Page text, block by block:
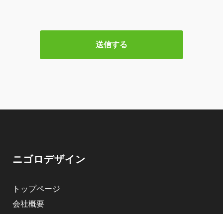
ニゴロデザイン
トップページ
会社概要